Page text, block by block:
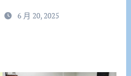
6 月 20, 2025